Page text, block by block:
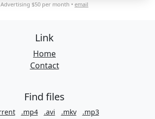
Advertising $50 per month • email
Link
Home
Contact
Find files
.mp4 .avi .mkv
.mp3